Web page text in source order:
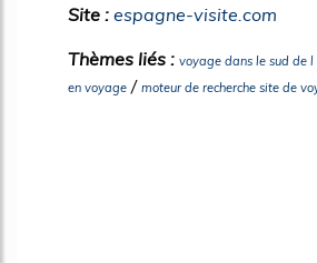
Site : espagne-visite.com
Thèmes liés : voyage dans le sud de l
en voyage / moteur de recherche site de